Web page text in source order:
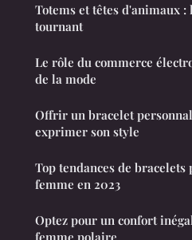
Totems et têtes d'animaux :
tournant
Le rôle du commerce
de la mode
Offrir un bracelet
exprimer son style
Top tendances de
femme en 2023
Optez pour un confort
femme polaire